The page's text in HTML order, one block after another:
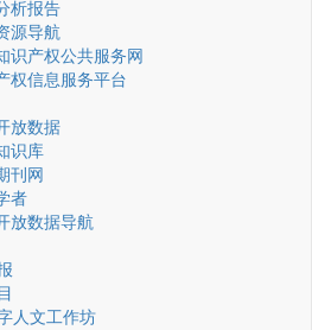
析报告
源导航
识产权公共服务网
权信息服务平台
放数据
识库
刊网
者
放数据导航
人文工作坊